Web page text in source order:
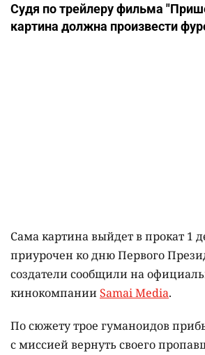
Судя по трейлеру фильма
картина должна произвести
Сама картина выйдет в прокат 1
приурочен ко дню Первого
создатели сообщили на
кинокомпанииSamai Media.
По сюжету трое гуманоидов
с миссией вернуть своего